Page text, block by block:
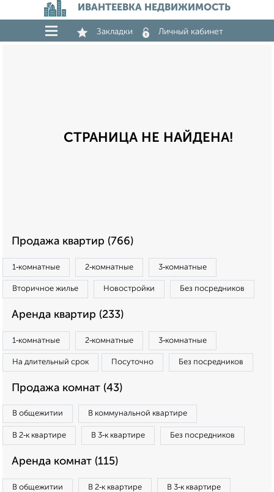
ИВАНТЕЕВКА НЕДВИЖИМОСТЬ
Закладки Личный кабинет
СТРАНИЦА НЕ НАЙДЕНА!
Продажа квартир (766)
1‑комнатные 2‑комнатные 3‑комнатные
Вторичное жилье Новостройки Без посредников
Аренда квартир (233)
1‑комнатные 2‑комнатные 3‑комнатные
На длительный срок Посуточно Без посредников
Продажа комнат (43)
В общежитии В коммунальной квартире
В 2‑к квартире В 3‑к квартире Без посредников
Аренда комнат (115)
В общежитии В 2‑к квартире В 3‑к квартире